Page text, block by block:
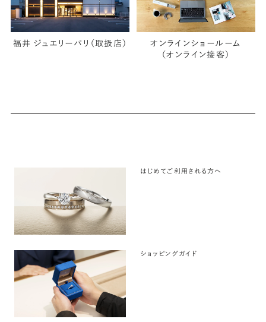
福井 ジュエリーパリ（取扱店）
オンラインショールーム
（オンライン接客）
はじめてご利用される方へ
ショッピングガイド